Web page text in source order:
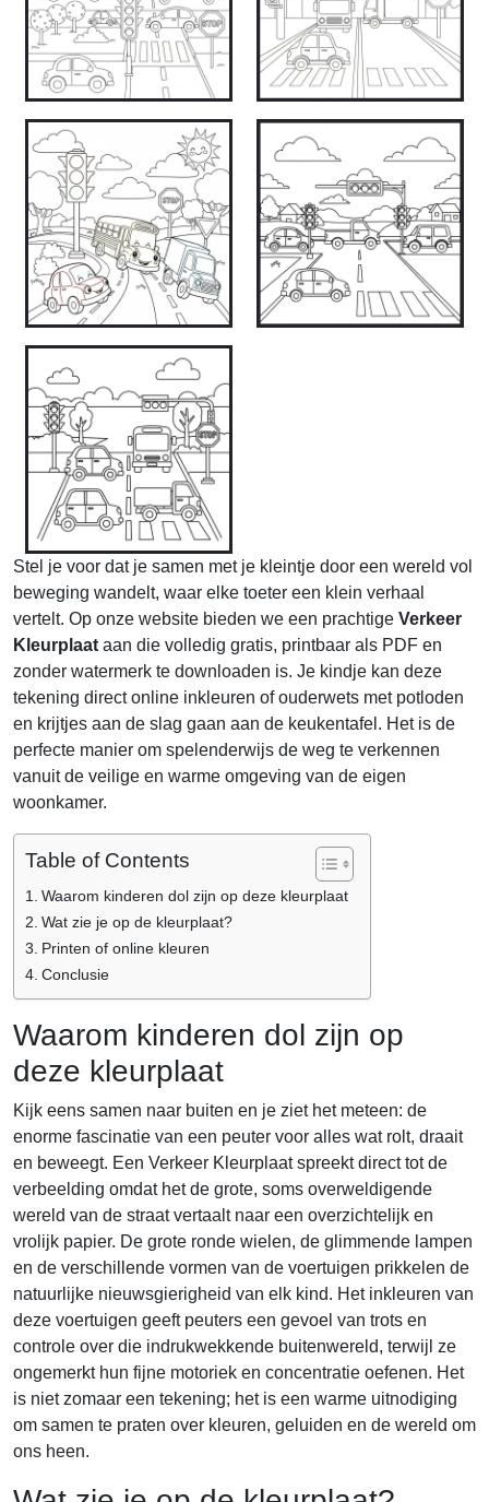
Stel je voor dat je samen met je kleintje door een wereld vol
beweging wandelt, waar elke toeter een klein verhaal
vertelt. Op onze website bieden we een prachtige Verkeer
Kleurplaat aan die volledig gratis, printbaar als PDF en
zonder watermerk te downloaden is. Je kindje kan deze
tekening direct online inkleuren of ouderwets met potloden
en krijtjes aan de slag gaan aan de keukentafel. Het is de
perfecte manier om spelenderwijs de weg te verkennen
vanuit de veilige en warme omgeving van de eigen
woonkamer.
Table of Contents
Waarom kinderen dol zijn op deze kleurplaat
Wat zie je op de kleurplaat?
Printen of online kleuren
Conclusie
Waarom kinderen dol zijn op
deze kleurplaat
Kijk eens samen naar buiten en je ziet het meteen: de
enorme fascinatie van een peuter voor alles wat rolt, draait
en beweegt. Een Verkeer Kleurplaat spreekt direct tot de
verbeelding omdat het de grote, soms overweldigende
wereld van de straat vertaalt naar een overzichtelijk en
vrolijk papier. De grote ronde wielen, de glimmende lampen
en de verschillende vormen van de voertuigen prikkelen de
natuurlijke nieuwsgierigheid van elk kind. Het inkleuren van
deze voertuigen geeft peuters een gevoel van trots en
controle over die indrukwekkende buitenwereld, terwijl ze
ongemerkt hun fijne motoriek en concentratie oefenen. Het
is niet zomaar een tekening; het is een warme uitnodiging
om samen te praten over kleuren, geluiden en de wereld om
ons heen.